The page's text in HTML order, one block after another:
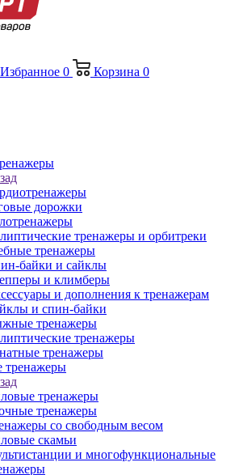
Избранное 0 Корзина 0
дорожки
тренажеры и орбитреки
тренажеры
байки и сайклы
и климберы
и дополнения к тренажерам
и спин-байки
тренажеры
тренажеры
тренажеры
тренажеры
тренажеры
тренажеры
со свободным весом
скамьи
и многофункциональные